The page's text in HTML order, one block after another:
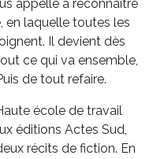
appelle à reconnaître
en laquelle toutes les
Il devient dès
ce qui va ensemble,
de tout refaire.
école de travail
éditions Actes Sud,
récits de fiction. En